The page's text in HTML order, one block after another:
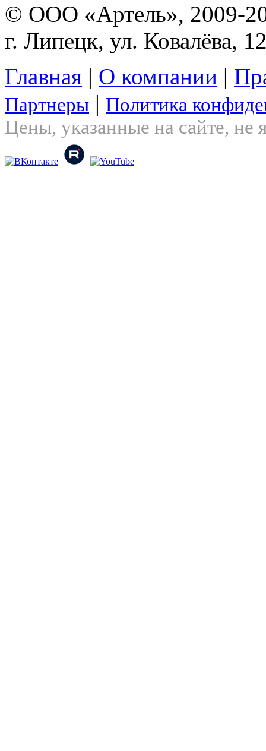
© ООО «Артель», 2009-
г. Липецк, ул. Ковалёва,
Главная | О компании |
Партнеры | Политика
Цены, указанные на сайте, не